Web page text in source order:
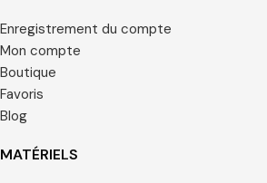
Enregistrement du compte
Mon compte
Boutique
Favoris
Blog
MATÉRIELS